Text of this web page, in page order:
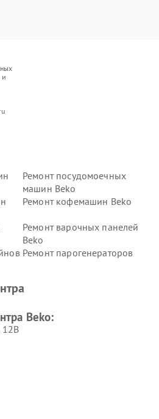
и
Ремонт посудомоечных
машин Beko
Ремонт кофемашин Beko
Ремонт варочных панелей
Beko
Ремонт парогенераторов
Ремонт морозильных камер
Beko:
12В